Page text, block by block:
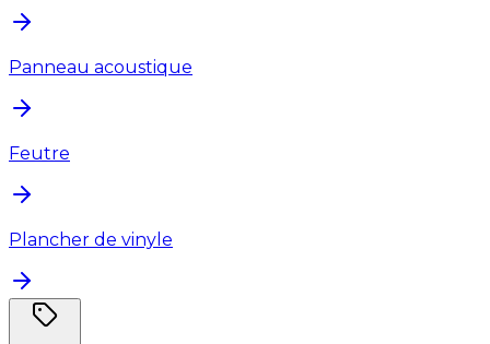
Panneau acoustique
Feutre
Plancher de vinyle